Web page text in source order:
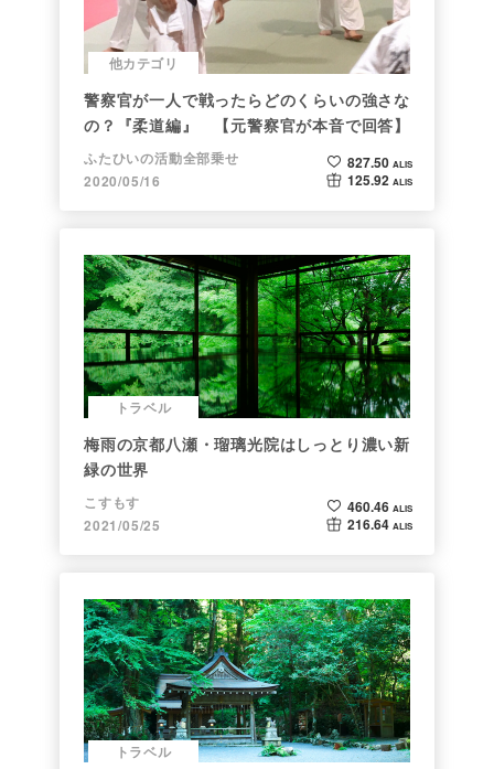
他カテゴリ
警察官が一人で戦ったらどのくらいの強さな
の？『柔道編』 【元警察官が本音で回答】
ふたひいの活動全部乗せ
2020/05/16
827.50 ALIS
125.92 ALIS
トラベル
梅雨の京都八瀬・瑠璃光院はしっとり濃い新
緑の世界
こすもす
2021/05/25
460.46 ALIS
216.64 ALIS
トラベル